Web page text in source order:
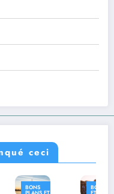
ceci
BONS
PLANS ET
BONS PLANS
ET CONSEILS